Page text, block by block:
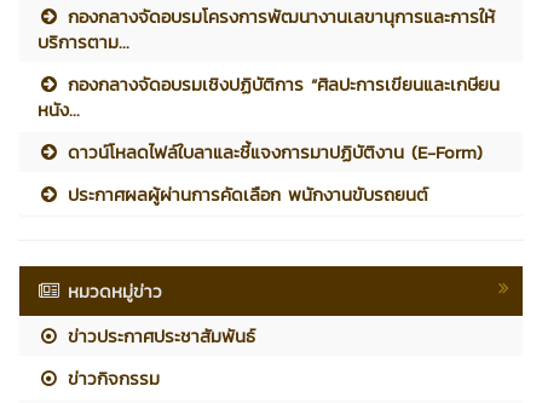
กองกลางจัดอบรมโครงการพัฒนางานเลขานุการและการให้
บริการตาม...
กองกลางจัดอบรมเชิงปฏิบัติการ “ศิลปะการเขียนและเกษียน
หนัง...
ดาวน์โหลดไฟล์ใบลาและชี้แจงการมาปฏิบัติงาน (E-Form)
ประกาศผลผู้ผ่านการคัดเลือก พนักงานขับรถยนต์
หมวดหมู่ข่าว
ข่าวประกาศประชาสัมพันธ์
ข่าวกิจกรรม